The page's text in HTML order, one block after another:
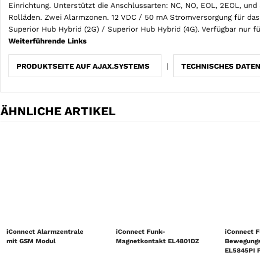
Einrichtung. Unterstützt die Anschlussarten: NC, NO, EOL, 2EOL,
Rolläden. Zwei Alarmzonen. 12 VDC / 50 mA Stromversorgung für
Superior Hub Hybrid (2G) / Superior Hub Hybrid (4G). Verfügbar nur
Weiterführende Links
PRODUKTSEITE AUF AJAX.SYSTEMS | TECHNISCHES
ÄHNLICHE ARTIKEL
iConnect Alarmzentrale
mit GSM Modul
iConnect Funk-
Magnetkontakt EL4801DZ
iConnect
EL5845PI